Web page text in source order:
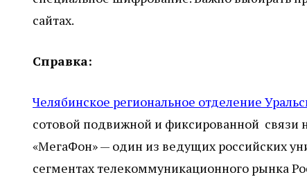
сайтах.
Справка:
Челябинское региональное отделение
сотовой подвижной и фиксированной связи
«МегаФон» — один из ведущих российских
сегментах телекоммуникационного рынка